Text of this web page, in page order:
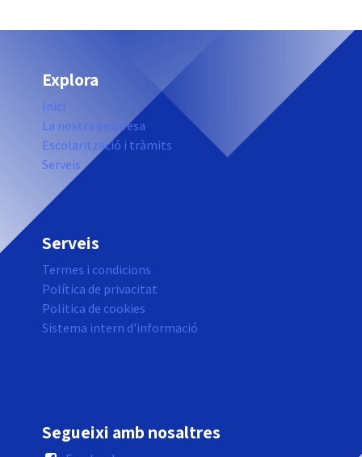
Explora
Inici
La nostra empresa
Escolarització i tràmits
Serveis
Serveis
Termes i condicions
Política de privacitat
Politica de cookies
Sistema intern d'informació
Segueixi amb nosaltres